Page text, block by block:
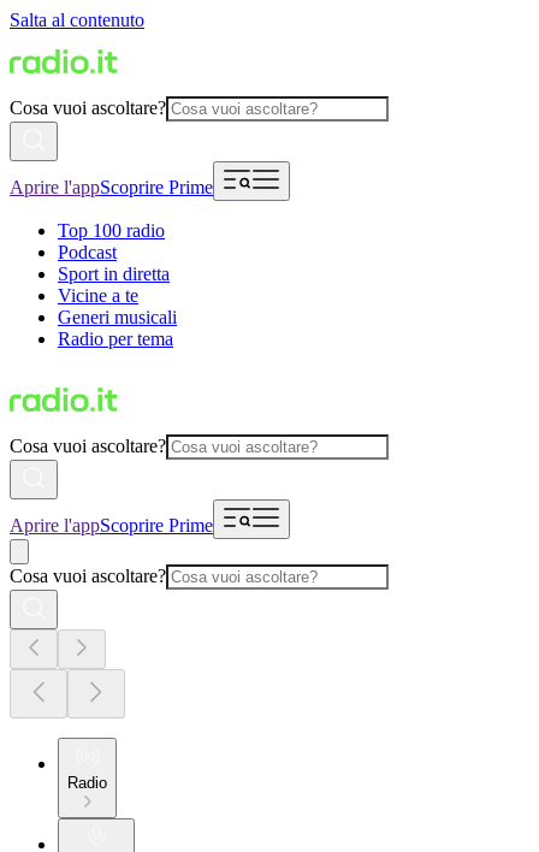
Salta al contenuto
Cosa vuoi ascoltare?
Aprire l'appScoprire Prime
Top 100 radio
Podcast
Sport in diretta
Vicine a te
Generi musicali
Radio per tema
Cosa vuoi ascoltare?
Aprire l'appScoprire Prime
Cosa vuoi ascoltare?
Radio